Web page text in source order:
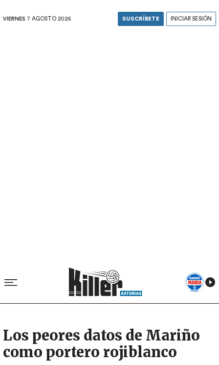
VIERNES 7 AGOSTO 2026 SUSCRÍBETE INICIAR SESIÓN
Los peores datos de Mariño
como portero rojiblanco